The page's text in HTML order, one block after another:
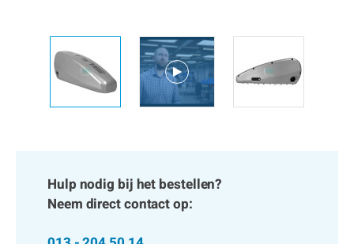
Hulp nodig bij het bestellen?
Neem direct contact op: